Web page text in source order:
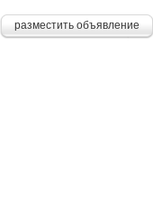
разместить объявление